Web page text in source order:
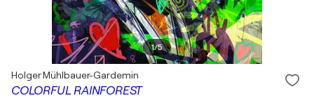
1/5
COLORFUL RAINFOREST
Holger Mühlbauer-Gardemin